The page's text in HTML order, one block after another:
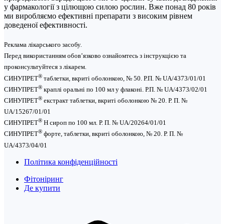
у фармакології з цілющою силою рослин. Вже понад 80 років
ми виробляємо ефективні препарати з високим рівнем
доведеної ефективності.
Реклама лікарського засобу.
Перед використанням обов’язково ознайомтесь з інструкцією та
проконсультуйтеся з лікарем.
СИНУПРЕТ® таблетки, вкриті оболонкою, № 50. Р.П. № UA/4373/01/01
СИНУПРЕТ® краплі оральні по 100 мл у флаконі. Р.П. № UA/4373/02/01
СИНУПРЕТ® екстракт таблетки, вкриті оболонкою № 20. Р. П. №
UA/15267/01/01
СИНУПРЕТ® Н сироп по 100 мл. Р. П. № UA/20264/01/01
СИНУПРЕТ® форте, таблетки, вкриті оболонкою, № 20. Р. П. №
UA/4373/04/01
Політика конфіденційності
Фітоніринг
Де купити